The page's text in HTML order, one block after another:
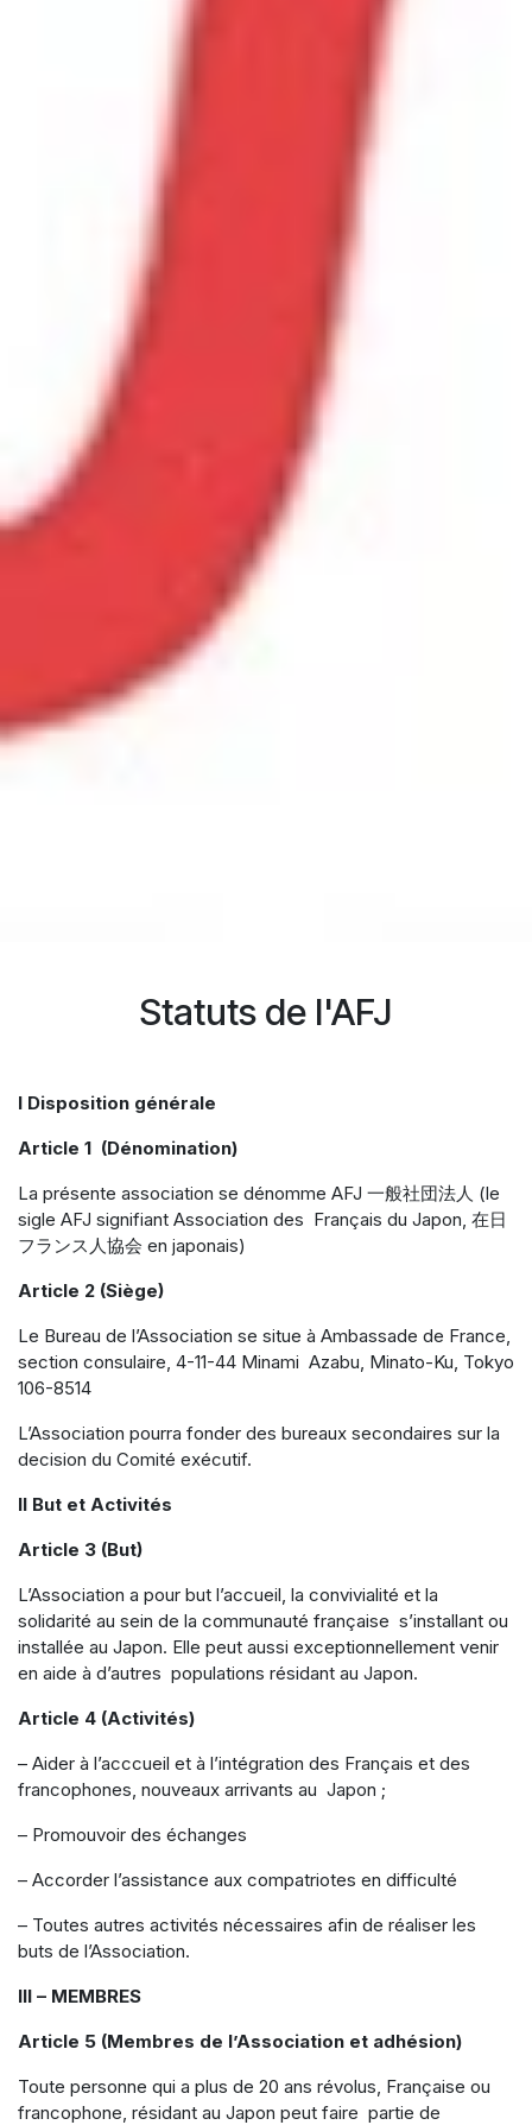
Statuts de l'AFJ
I Disposition générale
Article 1 (Dénomination)
La présente association se dénomme AFJ 一般社団法人 (le
sigle AFJ signifiant Association des Français du Japon, 在日
フランス人協会 en japonais)
Article 2 (Siège)
Le Bureau de l’Association se situe à Ambassade de France,
section consulaire, 4-11-44 Minami Azabu, Minato-Ku, Tokyo
106-8514
L’Association pourra fonder des bureaux secondaires sur la
decision du Comité exécutif.
II But et Activités
Article 3 (But)
L’Association a pour but l’accueil, la convivialité et la
solidarité au sein de la communauté française s’installant ou
installée au Japon. Elle peut aussi exceptionnellement venir
en aide à d’autres populations résidant au Japon.
Article 4 (Activités)
– Aider à l’acccueil et à l’intégration des Français et des
francophones, nouveaux arrivants au Japon ;
– Promouvoir des échanges
– Accorder l’assistance aux compatriotes en difficulté
– Toutes autres activités nécessaires afin de réaliser les
buts de l’Association.
III – MEMBRES
Article 5 (Membres de l’Association et adhésion)
Toute personne qui a plus de 20 ans révolus, Française ou
francophone, résidant au Japon peut faire partie de